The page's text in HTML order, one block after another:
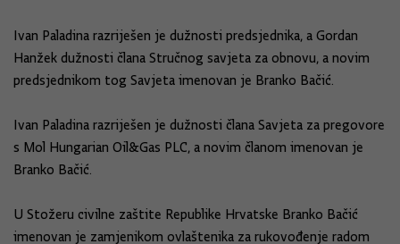
Ivan Paladina razriješen je dužnosti predsjednika, a Gordan
Hanžek dužnosti člana Stručnog savjeta za obnovu, a novim
predsjednikom tog Savjeta imenovan je Branko Bačić.
Ivan Paladina razriješen je dužnosti člana Savjeta za pregovore
s Mol Hungarian Oil&Gas PLC, a novim članom imenovan je
Branko Bačić.
U Stožeru civilne zaštite Republike Hrvatske Branko Bačić
imenovan je zamjenikom ovlaštenika za rukovođenje radom